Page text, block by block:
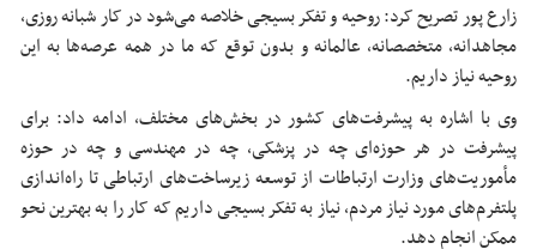
زارع پور تصریح کرد: روحیه و تفکر بسیجی خلاصه می‌شود در کار شبانه روزی،
مجاهدانه، متخصصانه، عالمانه و بدون توقع که ما در همه عرصه‌ها به این
روحیه نیاز داریم.
وی با اشاره به پیشرفت‌های کشور در بخش‌های مختلف، ادامه داد: برای
پیشرفت در هر حوزه‌ای چه در پزشکی، چه در مهندسی و چه در حوزه
مأموریت‌های وزارت ارتباطات از توسعه زیرساخت‌های ارتباطی تا راه‌اندازی
پلتفرم‌های مورد نیاز مردم، نیاز به تفکر بسیجی داریم که کار را به بهترین نحو
ممکن انجام دهد.